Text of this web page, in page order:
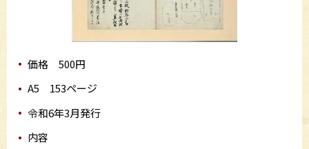
価格 500円
A5 153ページ
令和6年3月発行
内容